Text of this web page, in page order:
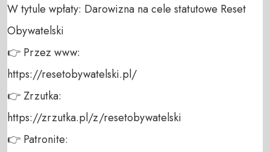
W tytule wpłaty: Darowizna na cele statutowe Reset
Obywatelski
👉 Przez www:
https://resetobywatelski.pl/
👉 Zrzutka:
https://zrzutka.pl/z/resetobywatelski
👉 Patronite: